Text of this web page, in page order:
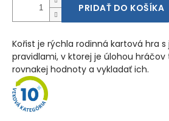
PRIDAŤ DO KOŠÍKA
Kořist je rýchla rodinná kartová hra
pravidlami, v ktorej je úlohou
rovnakej hodnoty a vykladať ich.